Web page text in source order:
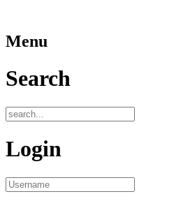
Menu
Search
Login